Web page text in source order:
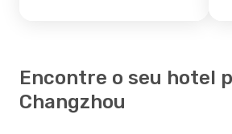
Encontre o seu hotel
Changzhou